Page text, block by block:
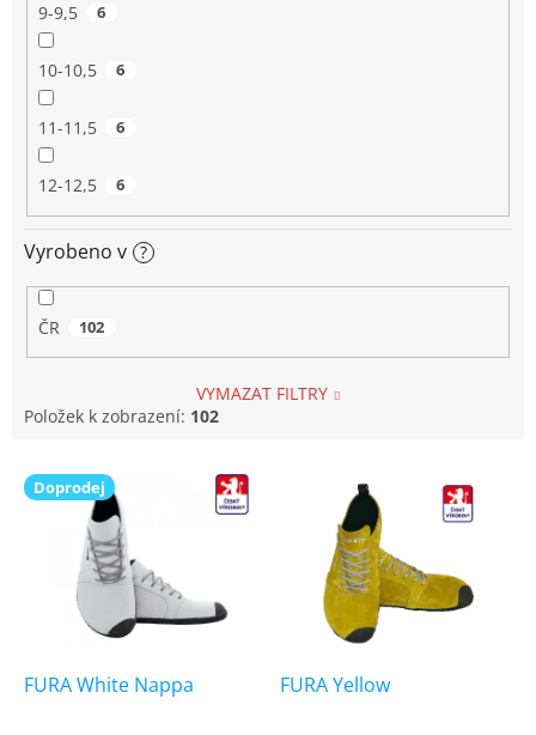
9-9,5 6
10-10,5 6
11-11,5 6
12-12,5 6
Vyrobeno v ?
ČR 102
VYMAZAT FILTRY
Položek k zobrazení: 102
V Doprodej
FURA White Nappa FURA Yellow